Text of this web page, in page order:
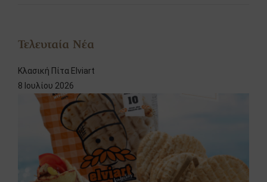
Τελευταία Νέα
Κλασική Πίτα Elviart
8 Ιουλίου 2026